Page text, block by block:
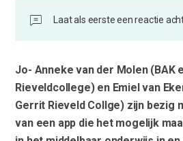
Laat als eerste een reactie
Jo- Anneke van der Molen (BAK
Rieveldcollege) en Emiel van
Gerrit Rieveld Collge) zijn bezig
van een app die het mogelijk